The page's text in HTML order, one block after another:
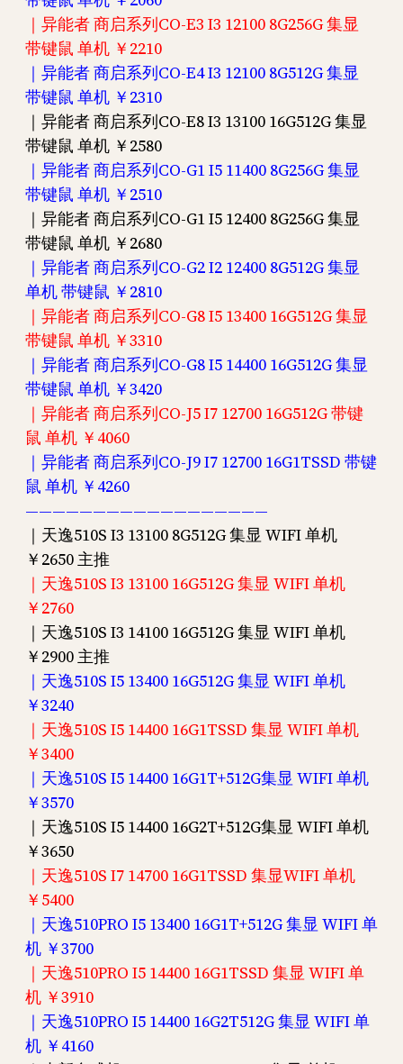
｜异能者 商启系列CO-E3 I3 12100 8G256G 集显
带键鼠 单机 ￥2210
｜异能者 商启系列CO-E4 I3 12100 8G512G 集显
带键鼠 单机 ￥2310
｜异能者 商启系列CO-E8 I3 13100 16G512G 集显
带键鼠 单机 ￥2580
｜异能者 商启系列CO-G1 I5 11400 8G256G 集显
带键鼠 单机 ￥2510
｜异能者 商启系列CO-G1 I5 12400 8G256G 集显
带键鼠 单机 ￥2680
｜异能者 商启系列CO-G2 I2 12400 8G512G 集显
单机 带键鼠 ￥2810
｜异能者 商启系列CO-G8 I5 13400 16G512G 集显
带键鼠 单机 ￥3310
｜异能者 商启系列CO-G8 I5 14400 16G512G 集显
带键鼠 单机 ￥3420
｜异能者 商启系列CO-J5 I7 12700 16G512G 带键
鼠 单机 ￥4060
｜异能者 商启系列CO-J9 I7 12700 16G1TSSD 带键
鼠 单机 ￥4260
——————————————————
｜天逸510S I3 13100 8G512G 集显 WIFI 单机
￥2650 主推
｜天逸510S I3 13100 16G512G 集显 WIFI 单机
￥2760
｜天逸510S I3 14100 16G512G 集显 WIFI 单机
￥2900 主推
｜天逸510S I5 13400 16G512G 集显 WIFI 单机
￥3240
｜天逸510S I5 14400 16G1TSSD 集显 WIFI 单机
￥3400
｜天逸510S I5 14400 16G1T+512G集显 WIFI 单机
￥3570
｜天逸510S I5 14400 16G2T+512G集显 WIFI 单机
￥3650
｜天逸510S I7 14700 16G1TSSD 集显WIFI 单机
￥5400
｜天逸510PRO I5 13400 16G1T+512G 集显 WIFI 单
机 ￥3700
｜天逸510PRO I5 14400 16G1TSSD 集显 WIFI 单
机 ￥3910
｜天逸510PRO I5 14400 16G2T512G 集显 WIFI 单
机 ￥4160